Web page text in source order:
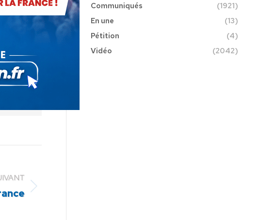
Communiqués
(1921)
En une
(13)
Pétition
(4)
Vidéo
(2042)